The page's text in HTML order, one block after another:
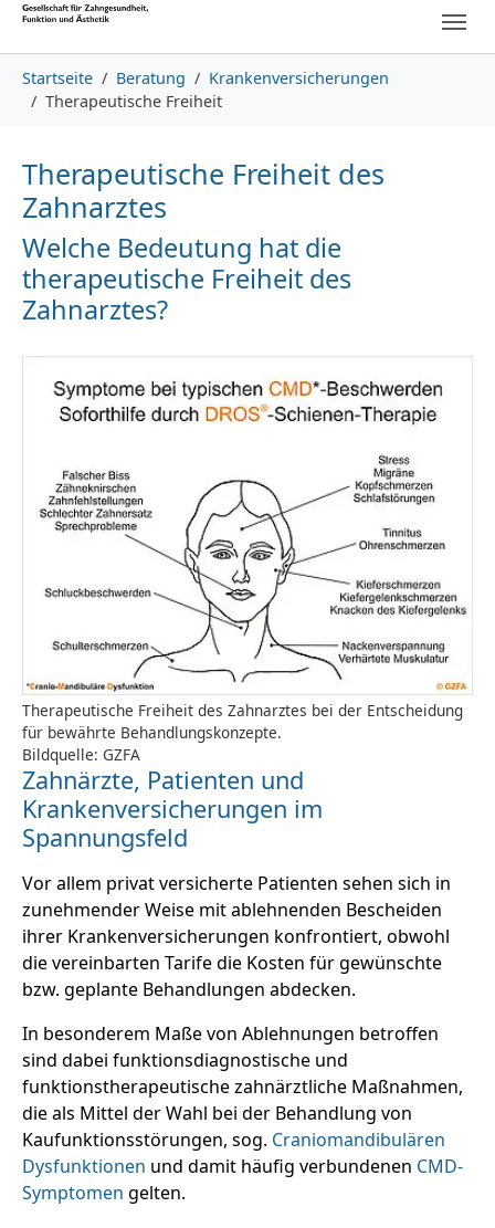
Skip to main content
Skip to page footer
Startseite Beratung
Krankenversicherungen
Therapeutische Freiheit
Therapeutische Freiheit des
Zahnarztes
Welche Bedeutung hat die
therapeutische Freiheit des
Zahnarztes?
Therapeutische Freiheit des Zahnarztes bei der Entscheidung
für bewährte Behandlungskonzepte.
Bildquelle: GZFA
Zahnärzte, Patienten und
Krankenversicherungen im
Spannungsfeld
Vor allem privat versicherte Patienten sehen sich in
zunehmender Weise mit ablehnenden Bescheiden
ihrer Krankenversicherungen konfrontiert, obwohl
die vereinbarten Tarife die Kosten für gewünschte
bzw. geplante Behandlungen abdecken.
In besonderem Maße von Ablehnungen betroffen
sind dabei funktionsdiagnostische und
funktionstherapeutische zahnärztliche Maßnahmen,
die als Mittel der Wahl bei der Behandlung von
Kaufunktionsstörungen, sog. Craniomandibulären
Dysfunktionen und damit häufig verbundenen CMD-
Symptomen gelten.